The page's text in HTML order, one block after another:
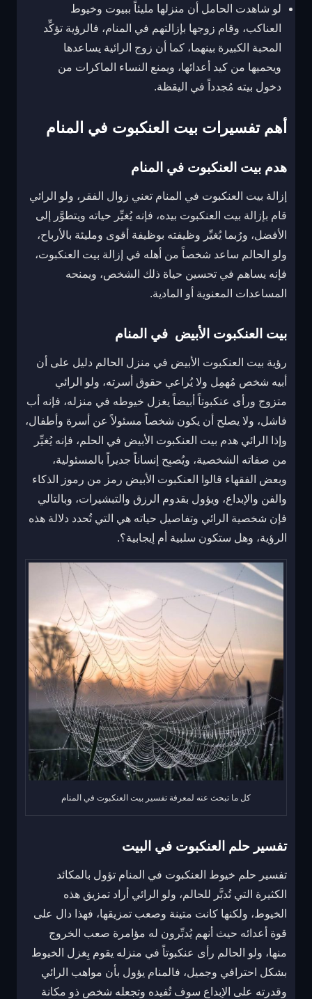
لو شاهدت الحامل أن منزلها مليئاً ببيوت وخيوط
العناكب، وقام زوجها بإزالتهم في المنام، فالرؤية تؤكِّد
المحبة الكبيرة بينهما، كما أن زوج الرائية يساعدها
ويحميها من كيد أعدائها، ويمنع النساء الماكرات من
دخول بيته مُجدداً في اليقظة.
أهم تفسيرات بيت العنكبوت في المنام
هدم بيت العنكبوت في المنام
إزالة بيت العنكبوت في المنام تعني زوال الفقر، ولو الرائي
قام بإزالة بيت العنكبوت بيده، فإنه يُغيِّر حياته ويتطوَّر إلى
الأفضل، ورُبما يُغيِّر وظيفته بوظيفة أقوى ومليئة بالأرباح،
ولو الحالم ساعد شخصاً من أهله في إزالة بيت العنكبوت،
فإنه يساهم في تحسين حياة ذلك الشخص، ويمنحه
المساعدات المعنوية أو المادية.
بيت العنكبوت الأبيض في المنام
رؤية بيت العنكبوت الأبيض في منزل الحالم دليل على أن
أبيه شخص مُهمِل ولا يُراعي حقوق أسرته، ولو الرائي
متزوج ورأى عنكبوتاً أبيضاً يغزل خيوطه في منزله، فإنه أب
فاشل، ولا يصلح أن يكون شخصاً مسئولاً عن أسرة وأطفال،
وإذا الرائي هدم بيت العنكبوت الأبيض في الحلم، فإنه يُغيِّر
من صفاته الشخصية، ويُصبِح إنساناً جديراً بالمسئولية،
وبعض الفقهاء قالوا العنكبوت الأبيض رمز من رموز الذكاء
والفن والإبداع، ويؤول بقدوم الرزق والتبشيرات، وبالتالي
فإن شخصية الرائي وتفاصيل حياته هي التي تُحدد دلالة هذه
الرؤية، وهل ستكون سلبية أم إيجابية؟.
كل ما تبحث عنه لمعرفة تفسير بيت العنكبوت في المنام
تفسير حلم العنكبوت في البيت
تفسير حلم خيوط العنكبوت في المنام تؤول بالمكائد
الكثيرة التي تُدبَّر للحالم، ولو الرائي أراد تمزيق هذه
الخيوط، ولكنها كانت متينة وصعب تمزيقها، فهذا دال على
قوة أعدائه حيث أنهم يُدبِّرون له مؤامرة صعب الخروج
منها، ولو الحالم رأى عنكبوتاً في منزله يقوم بِغزل الخيوط
بشكل احترافي وجميل، فالمنام يؤول بأن مواهب الرائي
وقدرته على الإبداع سوف تُفيده وتجعله شخص ذو مكانة